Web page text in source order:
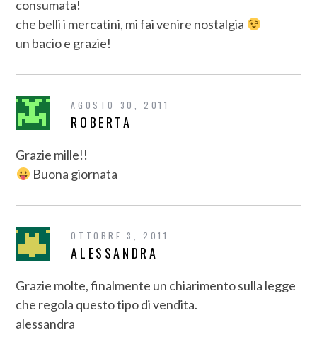
consumata!
che belli i mercatini, mi fai venire nostalgia
un bacio e grazie!
AGOSTO 30, 2011
ROBERTA
Grazie mille!!
Buona giornata
OTTOBRE 3, 2011
ALESSANDRA
Grazie molte, finalmente un chiarimento sulla legge
che regola questo tipo di vendita.
alessandra